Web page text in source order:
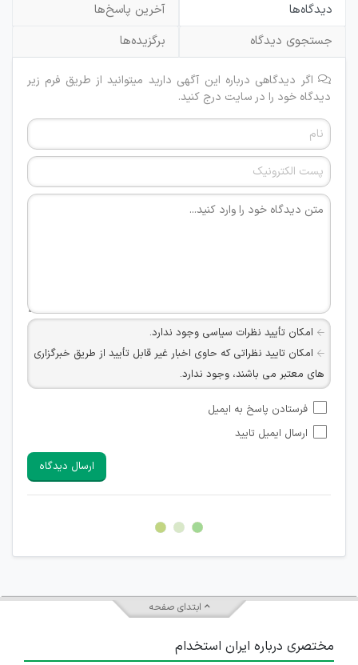
دیدگاه‌ها
آخرین پاسخ‌ها
جستجوی دیدگاه
برگزیده‌ها
اگر دیدگاهی درباره این آگهی دارید میتوانید از طریق فرم زیر
دیدگاه خود را در سایت درج کنید.
امکان تأیید نظرات سیاسی وجود ندارد.
امکان تایید نظراتی که حاوی اخبار غیر قابل تأیید از طریق خبرگزاری
های معتبر می باشند، وجود ندارد.
شبکه های مجازی ارتباطی می باشند وجود ندارد.
امکان تأیید نظرات کاربرانی که به هر طریقی قصد مأیوس کردن
هرگونه تحریک، تحقیر و کنایه به سایر افراد (مسئول و غیر مسئول)
غیر مجاز می باشد.
امکان هماهنگی برای هرگونه ملاقات حضوری چه به صورت دسته
فرستادن پاسخ به ایمیل
ارسال ایمیل تایید
ارسال دیدگاه
ابتدای صفحه
مختصری درباره ایران استخدام